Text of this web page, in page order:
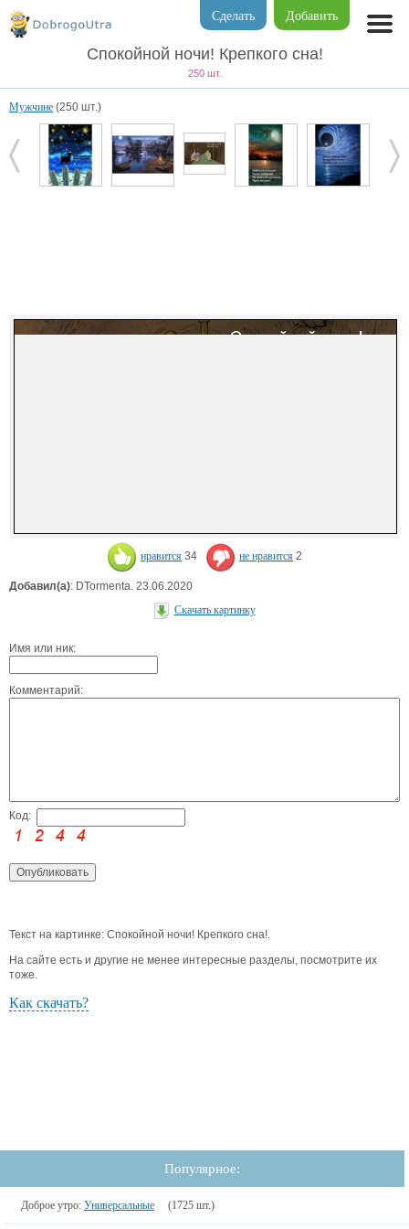
Добавить
Сделать
Спокойной ночи! Крепкого сна!
250 шт.
Мужчине (250 шт.)
нравится 34 не нравится 2
Добавил(а): DTormenta. 23.06.2020
Скачать картинку
Имя или ник:
Комментарий:
Код:
Текст на картинке: Спокойной ночи! Крепкого сна!.
На сайте есть и другие не менее интересные разделы, посмотрите их
тоже.
Как скачать?
Популярное:
Доброе утро: Универсальные (1725 шт.)